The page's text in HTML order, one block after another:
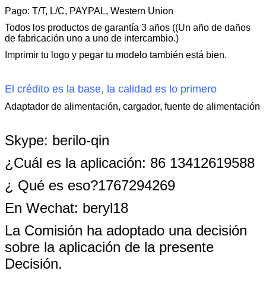
Pago: T/T, L/C, PAYPAL, Western Union
Todos los productos de garantía 3 años ((Un año de daños
de fabricación uno a uno de intercambio.)
Imprimir tu logo y pegar tu modelo también está bien.
El crédito es la base, la calidad es lo primero
Adaptador de alimentación, cargador, fuente de alimentación
Skype: berilo-qin
¿Cuál es la aplicación: 86 13412619588
¿ Qué es eso?1767294269
En Wechat: beryl18
La Comisión ha adoptado una decisión
sobre la aplicación de la presente
Decisión.